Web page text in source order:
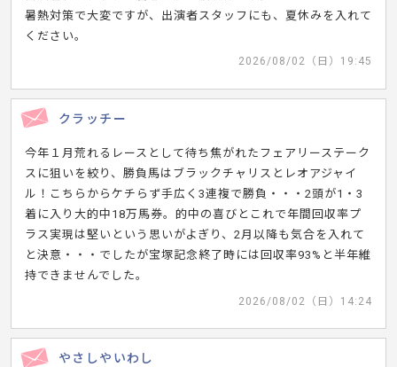
暑熱対策で大変ですが、出演者スタッフにも、夏休みを入れて
ください。
2026/08/02（日）19:45
クラッチー
今年１月荒れるレースとして待ち焦がれたフェアリーステーク
スに狙いを絞り、勝負馬はブラックチャリスとレオアジャイ
ル！こちらからケチらず手広く3連複で勝負・・・2頭が1・3
着に入り大的中18万馬券。的中の喜びとこれで年間回収率プ
ラス実現は堅いという思いがよぎり、2月以降も気合を入れて
と決意・・・でしたが宝塚記念終了時には回収率93%と半年維
持できませんでした。
2026/08/02（日）14:24
やさしやいわし